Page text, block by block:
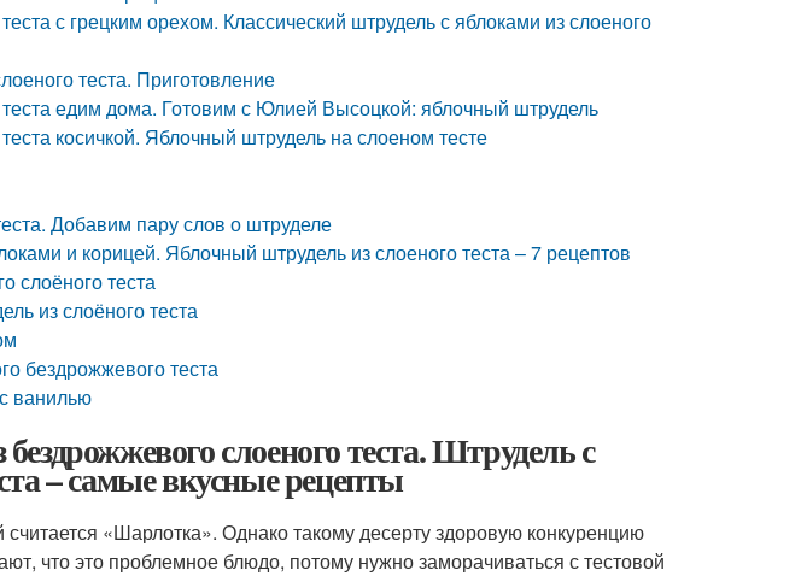
с грецким орехом. Классический штрудель с яблоками из слоеного
теста. Приготовление
едим дома. Готовим с Юлией Высоцкой: яблочный штрудель
косичкой. Яблочный штрудель на слоеном тесте
Добавим пару слов о штруделе
и корицей. Яблочный штрудель из слоеного теста – 7 рецептов
слоёного теста
из слоёного теста
бездрожжевого теста
ванилью
слоеного теста. Штрудель с
– самые вкусные рецепты
«Шарлотка». Однако такому десерту здоровую конкуренцию
что это проблемное блюдо, потому нужно заморачиваться с тестовой